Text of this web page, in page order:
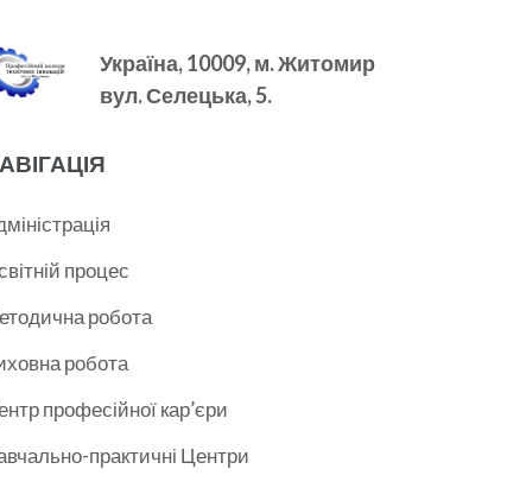
Україна, 10009, м.Житомир
вул. Селецька, 5.
процес
робота
робота
професійної кар’єри
практичні Центри